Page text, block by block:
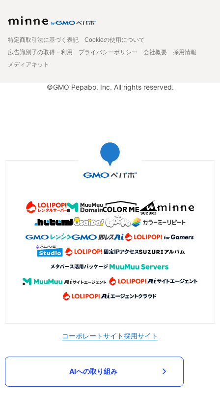
特定商取引法に基づく表記
Cookieの使用について
広告識別子の取得・利用
プライバシーポリシー 会社概要
採用情報
メディアキット
©GMO Pepabo, Inc. All rights reserved.
コーポレートサイト採用サイト
AIへの取り組み